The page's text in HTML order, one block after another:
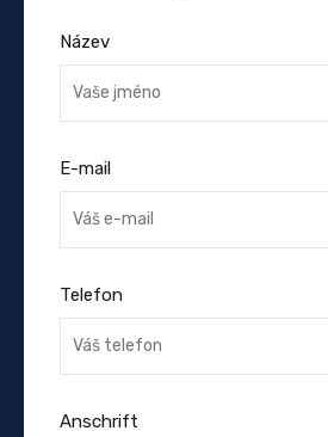
Název
E-mail
Telefon
Anschrift